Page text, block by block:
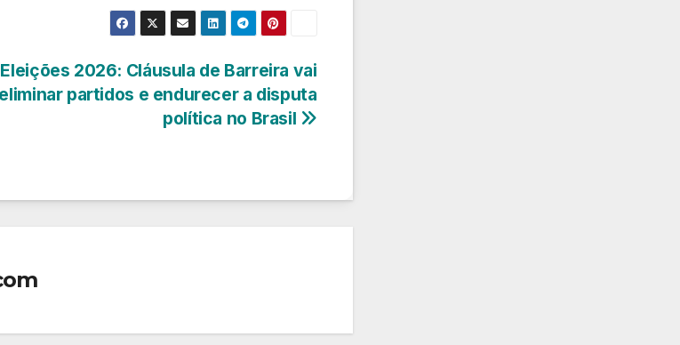
Eleições 2026: Cláusula de Barreira vai
eliminar partidos e endurecer a disputa
política no Brasil